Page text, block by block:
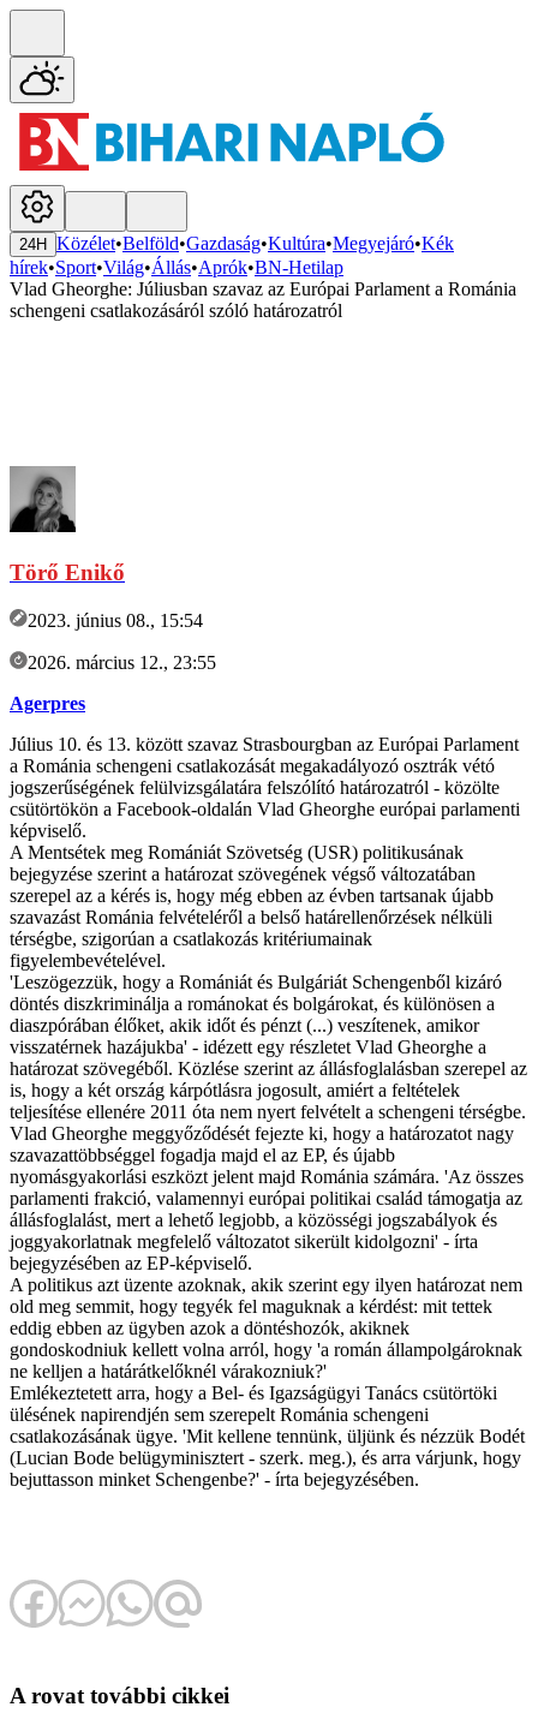
24H Közélet•Belföld•Gazdaság•Kultúra•Megyejáró•Kék
hírek•Sport•Világ•Állás•Aprók•BN-Hetilap
Vlad Gheorghe: Júliusban szavaz az Európai Parlament a Románia
schengeni csatlakozásáról szóló határozatról
Törő Enikő
2023. június 08., 15:54
2026. március 12., 23:55
Agerpres
Július 10. és 13. között szavaz Strasbourgban az Európai Parlament
a Románia schengeni csatlakozását megakadályozó osztrák vétó
jogszerűségének felülvizsgálatára felszólító határozatról - közölte
csütörtökön a Facebook-oldalán Vlad Gheorghe európai parlamenti
képviselő.
A Mentsétek meg Romániát Szövetség (USR) politikusának
bejegyzése szerint a határozat szövegének végső változatában
szerepel az a kérés is, hogy még ebben az évben tartsanak újabb
szavazást Románia felvételéről a belső határellenőrzések nélküli
térségbe, szigorúan a csatlakozás kritériumainak
figyelembevételével.
'Leszögezzük, hogy a Romániát és Bulgáriát Schengenből kizáró
döntés diszkriminálja a románokat és bolgárokat, és különösen a
diaszpórában élőket, akik időt és pénzt (...) veszítenek, amikor
visszatérnek hazájukba' - idézett egy részletet Vlad Gheorghe a
határozat szövegéből. Közlése szerint az állásfoglalásban szerepel az
is, hogy a két ország kárpótlásra jogosult, amiért a feltételek
teljesítése ellenére 2011 óta nem nyert felvételt a schengeni térségbe.
Vlad Gheorghe meggyőződését fejezte ki, hogy a határozatot nagy
szavazattöbbséggel fogadja majd el az EP, és újabb
nyomásgyakorlási eszközt jelent majd Románia számára. 'Az összes
parlamenti frakció, valamennyi európai politikai család támogatja az
állásfoglalást, mert a lehető legjobb, a közösségi jogszabályok és
joggyakorlatnak megfelelő változatot sikerült kidolgozni' - írta
bejegyzésében az EP-képviselő.
A politikus azt üzente azoknak, akik szerint egy ilyen határozat nem
old meg semmit, hogy tegyék fel maguknak a kérdést: mit tettek
eddig ebben az ügyben azok a döntéshozók, akiknek
gondoskodniuk kellett volna arról, hogy 'a román állampolgároknak
ne kelljen a határátkelőknél várakozniuk?'
Emlékeztetett arra, hogy a Bel- és Igazságügyi Tanács csütörtöki
ülésének napirendjén sem szerepelt Románia schengeni
csatlakozásának ügye. 'Mit kellene tennünk, üljünk és nézzük Bodét
(Lucian Bode belügyminisztert - szerk. meg.), és arra várjunk, hogy
bejuttasson minket Schengenbe?' - írta bejegyzésében.
A rovat további cikkei